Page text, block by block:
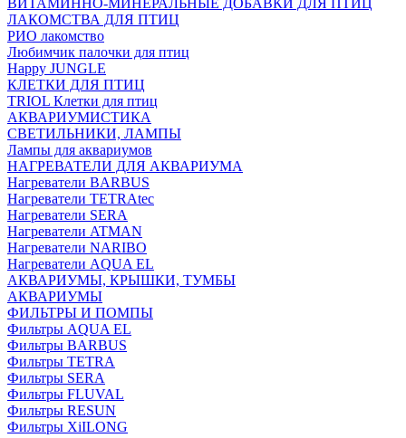
ВИТАМИННО-МИНЕРАЛЬНЫЕ ДОБАВКИ ДЛЯ ПТИЦ
ЛАКОМСТВА ДЛЯ ПТИЦ
РИО лакомство
Любимчик палочки для птиц
Happy JUNGLE
КЛЕТКИ ДЛЯ ПТИЦ
TRIOL Клетки для птиц
АКВАРИУМИСТИКА
СВЕТИЛЬНИКИ, ЛАМПЫ
Лампы для аквариумов
НАГРЕВАТЕЛИ ДЛЯ АКВАРИУМА
Нагреватели BARBUS
Нагреватели TETRAtec
Нагреватели SERA
Нагреватели ATMAN
Нагреватели NARIBO
Нагреватели AQUA EL
АКВАРИУМЫ, КРЫШКИ, ТУМБЫ
АКВАРИУМЫ
ФИЛЬТРЫ И ПОМПЫ
Фильтры AQUA EL
Фильтры BARBUS
Фильтры ТETRA
Фильтры SERA
Фильтры FLUVAL
Фильтры RESUN
Фильтры XiILONG